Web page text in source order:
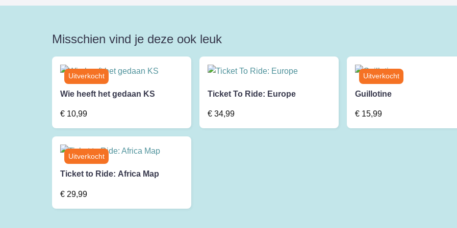
Misschien vind je deze ook leuk
Wie heeft het gedaan KS
€ 10,99
Ticket To Ride: Europe
€ 34,99
Guillotine
€ 15,99
Ticket to Ride: Africa Map
€ 29,99